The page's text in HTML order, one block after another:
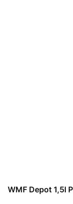
WMF Depot 1,5l